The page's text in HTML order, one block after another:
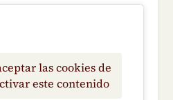
las cookies de
este contenido